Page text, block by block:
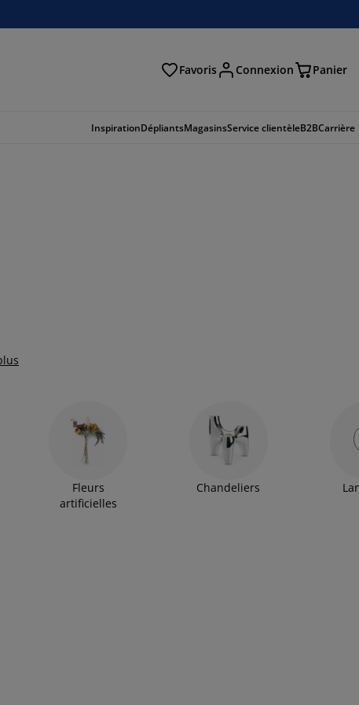
Favoris Connexion Panier
InspirationDépliantsMagasinsService clientèleB2BCarrière
Fleurs
artificielles
Chandeliers